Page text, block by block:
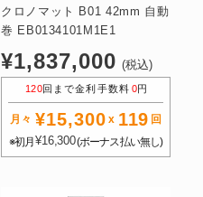
クロノマット B01 42mm 自動
巻 EB0134101M1E1
通
常
価
格
¥1,837,000 (税込)
120回まで金利手数料 0円
月々 ¥15,300 x 119 回
※初月¥16,300(ボーナス払い無し)